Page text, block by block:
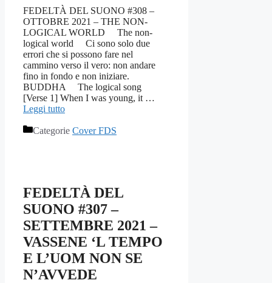
FEDELTÀ DEL SUONO #308 –
OTTOBRE 2021 – THE NON-
LOGICAL WORLD The non-
logical world Ci sono solo due
errori che si possono fare nel
cammino verso il vero: non andare
fino in fondo e non iniziare.
BUDDHA The logical song
[Verse 1] When I was young, it …
Leggi tutto
Categorie Cover FDS
FEDELTÀ DEL
SUONO #307 –
SETTEMBRE 2021 –
VASSENE ‘L TEMPO
E L’UOM NON SE
N’AVVEDE